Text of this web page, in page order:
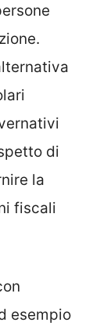
di
la
fiscali
esempio